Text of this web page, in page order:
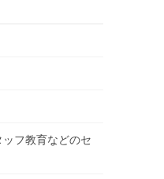
フ教育などのセ